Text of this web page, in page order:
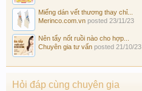
Miếng dán vết thương thay chỉ...
Merinco.com.vn posted 23/11/23
Nên tẩy nốt ruồi nào cho hợp...
Chuyên gia tư vấn posted 21/10/23
Hỏi đáp cùng chuyên gia